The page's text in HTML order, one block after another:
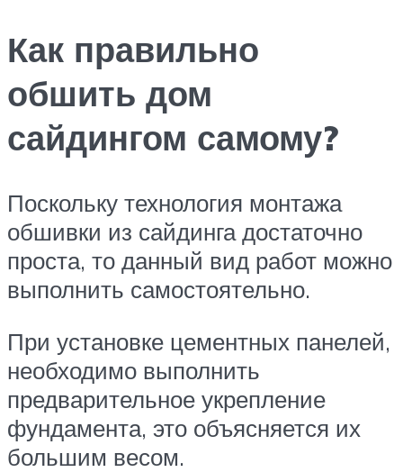
Как правильно
обшить дом
сайдингом самому?
Поскольку технология монтажа
обшивки из сайдинга достаточно
проста, то данный вид работ можно
выполнить самостоятельно.
При установке цементных панелей,
необходимо выполнить
предварительное укрепление
фундамента, это объясняется их
большим весом.